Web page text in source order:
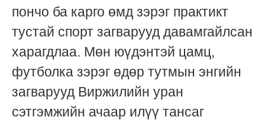
пончо ба карго өмд зэрэг практикт
тустай спорт загварууд давамгайлсан
харагдлаа. Мөн юүдэнтэй цамц,
футболка зэрэг өдөр тутмын энгийн
загварууд Виржилийн уран
сэтгэмжийн ачаар илүү тансаг